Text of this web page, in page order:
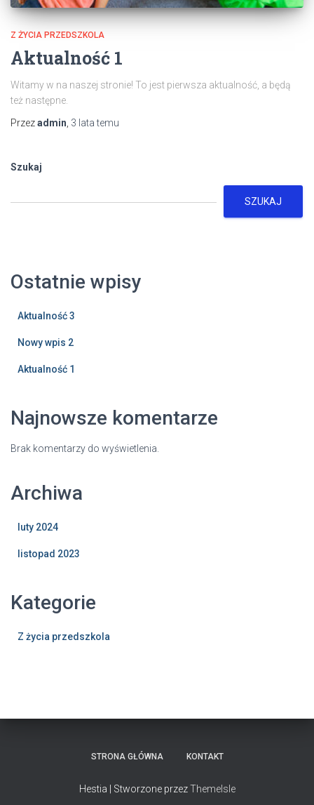
Z ŻYCIA PRZEDSZKOLA
Aktualność 1
Witamy w na naszej stronie! To jest pierwsza aktualność, a będą
też następne.
Przezadmin 3 latatemu
Szukaj
SZUKAJ
Ostatnie wpisy
Aktualność 3
Nowy wpis 2
Aktualność 1
Najnowsze komentarze
Brak komentarzy do wyświetlenia.
Archiwa
luty 2024
listopad 2023
Kategorie
Z życia przedszkola
STRONA GŁÓWNA KONTAKT
Hestia | Stworzone przezThemeIsle